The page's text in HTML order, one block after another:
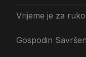
Vrijeme je za
Gospodin